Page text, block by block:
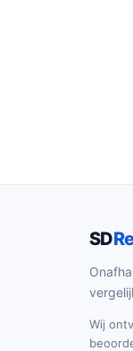
SD
Wij